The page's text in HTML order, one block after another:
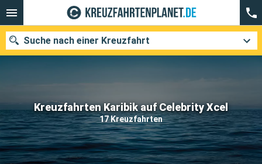
Kreuzfahrten Karibik auf Celebrity Xcel
17 Kreuzfahrten
Suche nach einer Kreuzfahrt
Unsere Ziele
Abfahrtsmonat
Häfen Reedereien